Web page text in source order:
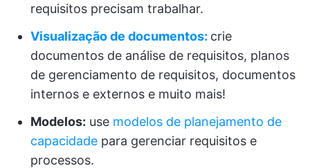
requisitos precisam trabalhar.
Visualização de documentos: crie
documentos de análise de requisitos, planos
de gerenciamento de requisitos, documentos
internos e externos e muito mais!
Modelos: use modelos de planejamento de
capacidade para gerenciar requisitos e
processos.